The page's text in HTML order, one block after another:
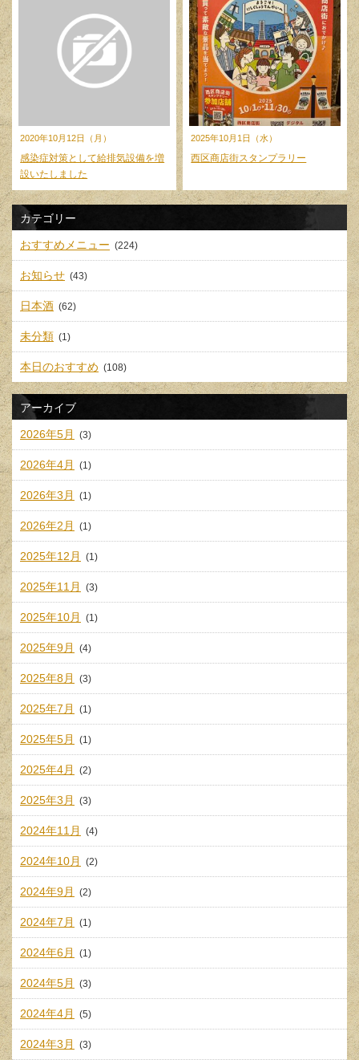
2020年10月12日（月）
感染症対策として給排気設備を増
設いたしました
2025年10月1日（水）
西区商店街スタンプラリー
カテゴリー
おすすめメニュー (224)
お知らせ (43)
日本酒 (62)
未分類 (1)
本日のおすすめ (108)
アーカイブ
2026年5月 (3)
2026年4月 (1)
2026年3月 (1)
2026年2月 (1)
2025年12月 (1)
2025年11月 (3)
2025年10月 (1)
2025年9月 (4)
2025年8月 (3)
2025年7月 (1)
2025年5月 (1)
2025年4月 (2)
2025年3月 (3)
2024年11月 (4)
2024年10月 (2)
2024年9月 (2)
2024年7月 (1)
2024年6月 (1)
2024年5月 (3)
2024年4月 (5)
2024年3月 (3)